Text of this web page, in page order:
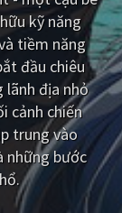
kỹ năng
tiềm năng
đầu chiêu
lãnh địa nhỏ
cảnh chiến
trung vào
những bước